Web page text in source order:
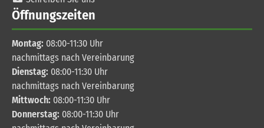
Öffnungszeiten
Montag: 08:00-11:30 Uhr
nachmittags nach Vereinbarung
Dienstag: 08:00-11:30 Uhr
nachmittags nach Vereinbarung
Mittwoch: 08:00-11:30 Uhr
Donnerstag: 08:00-11:30 Uhr